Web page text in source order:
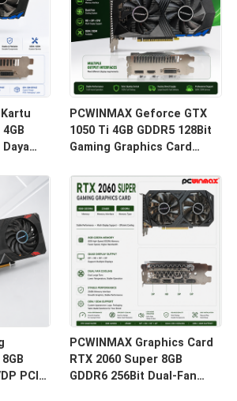
Daya
PCWINMAX Geforce GTX
1050 Ti 4GB GDDR5 128Bit
Gaming Graphics Card
OEM/ODM Di stok untuk
Komputer Desktop
PCIe
PCWINMAX Graphics Card
RTX 2060 Super 8GB
GDDR6 256Bit Dual-Fan